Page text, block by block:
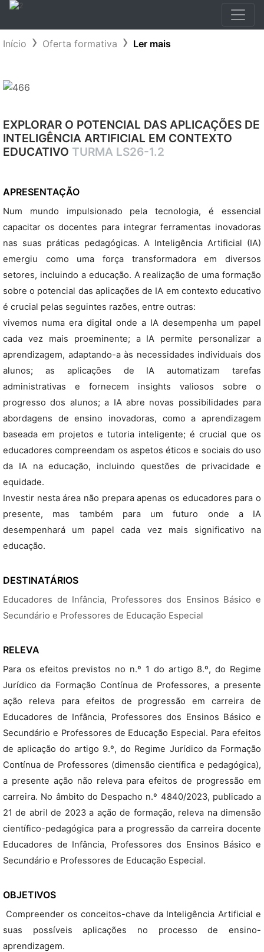
Início Oferta formativa Ler mais
EXPLORAR O POTENCIAL DAS APLICAÇÕES DE
INTELIGÊNCIA ARTIFICIAL EM CONTEXTO
EDUCATIVO TURMA LS26-1.2
APRESENTAÇÃO
Num mundo impulsionado pela tecnologia, é essencial
capacitar os docentes para integrar ferramentas inovadoras
nas suas práticas pedagógicas. A Inteligência Artificial (IA)
emergiu como uma força transformadora em diversos
setores, incluindo a educação. A realização de uma formação
sobre o potencial das aplicações de IA em contexto educativo
é crucial pelas seguintes razões, entre outras:
vivemos numa era digital onde a IA desempenha um papel
cada vez mais proeminente; a IA permite personalizar a
aprendizagem, adaptando-a às necessidades individuais dos
alunos; as aplicações de IA automatizam tarefas
administrativas e fornecem insights valiosos sobre o
progresso dos alunos; a IA abre novas possibilidades para
abordagens de ensino inovadoras, como a aprendizagem
baseada em projetos e tutoria inteligente; é crucial que os
educadores compreendam os aspetos éticos e sociais do uso
da IA na educação, incluindo questões de privacidade e
equidade.
Investir nesta área não prepara apenas os educadores para o
presente, mas também para um futuro onde a IA
desempenhará um papel cada vez mais significativo na
educação.
DESTINATÁRIOS
Educadores de Infância, Professores dos Ensinos Básico e
Secundário e Professores de Educação Especial
RELEVA
Para os efeitos previstos no n.º 1 do artigo 8.º, do Regime
Jurídico da Formação Contínua de Professores, a presente
ação releva para efeitos de progressão em carreira de
Educadores de Infância, Professores dos Ensinos Básico e
Secundário e Professores de Educação Especial. Para efeitos
de aplicação do artigo 9.º, do Regime Jurídico da Formação
Contínua de Professores (dimensão científica e pedagógica),
a presente ação não releva para efeitos de progressão em
carreira. No âmbito do Despacho n.º 4840/2023, publicado a
21 de abril de 2023 a ação de formação, releva na dimensão
científico-pedagógica para a progressão da carreira docente
Educadores de Infância, Professores dos Ensinos Básico e
Secundário e Professores de Educação Especial.
OBJETIVOS
 Compreender os conceitos-chave da Inteligência Artificial e
suas possíveis aplicações no processo de ensino-
aprendizagem.